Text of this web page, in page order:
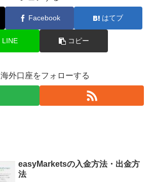
Facebook はてブ
LINE コピー
外口座をフォローする
easyMarketsの入金方法・出金方
法